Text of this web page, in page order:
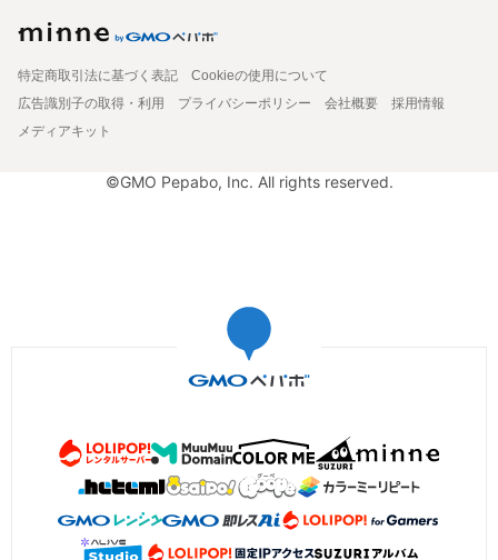
特定商取引法に基づく表記
Cookieの使用について
広告識別子の取得・利用
プライバシーポリシー 会社概要
採用情報
メディアキット
©GMO Pepabo, Inc. All rights reserved.